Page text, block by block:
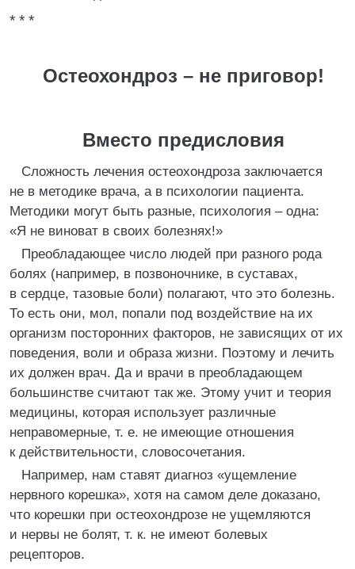
* * *
Остеохондроз – не приговор!
Вместо предисловия
Сложность лечения остеохондроза заключается
не в методике врача, а в психологии пациента.
Методики могут быть разные, психология – одна:
«Я не виноват в своих болезнях!»
Преобладающее число людей при разного рода
болях (например, в позвоночнике, в суставах,
в сердце, тазовые боли) полагают, что это болезнь.
То есть они, мол, попали под воздействие на их
организм посторонних факторов, не зависящих от их
поведения, воли и образа жизни. Поэтому и лечить
их должен врач. Да и врачи в преобладающем
большинстве считают так же. Этому учит и теория
медицины, которая использует различные
неправомерные, т. е. не имеющие отношения
к действительности, словосочетания.
Например, нам ставят диагноз «ущемление
нервного корешка», хотя на самом деле доказано,
что корешки при остеохондрозе не ущемляются
и нервы не болят, т. к. не имеют болевых
рецепторов.